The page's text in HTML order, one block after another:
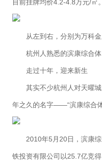
目前挂牌均价4.2-4.8万元/㎡。
从左到右，分别为万科
杭州人熟悉的滨康综合体
走过十年，迎来新生
其实不少杭州人对天曜
年之久的名字——“滨康综合体
2010年5月20日，滨康
铁投资有限公司以25.7亿竞